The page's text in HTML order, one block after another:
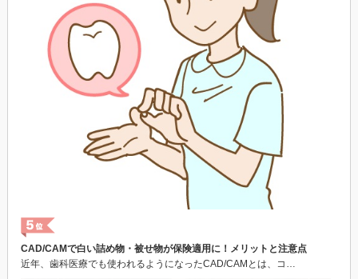
CAD/CAMで白い詰め物・被せ物が保険適用に！メリットと注意点
近年、歯科医療でも使われるようになったCAD/CAMとは、コ…